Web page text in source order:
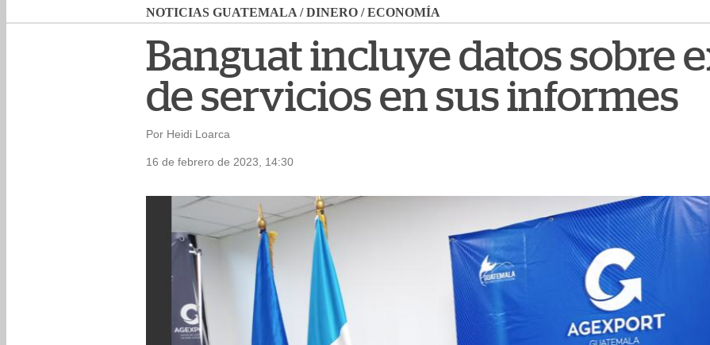
NOTICIAS GUATEMALA /DINERO /ECONOMÍA
Banguat incluye datos sobre
de servicios en sus informes
Por Heidi Loarca
16 de febrero de 2023, 14:30